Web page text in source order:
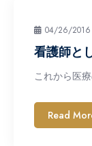
04/26/2016
看護師と
これから医
Read